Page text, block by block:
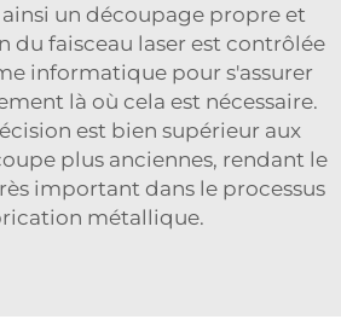
un découpage propre et
du faisceau laser est contrôlée
informatique pour s'assurer
là où cela est nécessaire.
est bien supérieur aux
plus anciennes, rendant le
important dans le processus
métallique.